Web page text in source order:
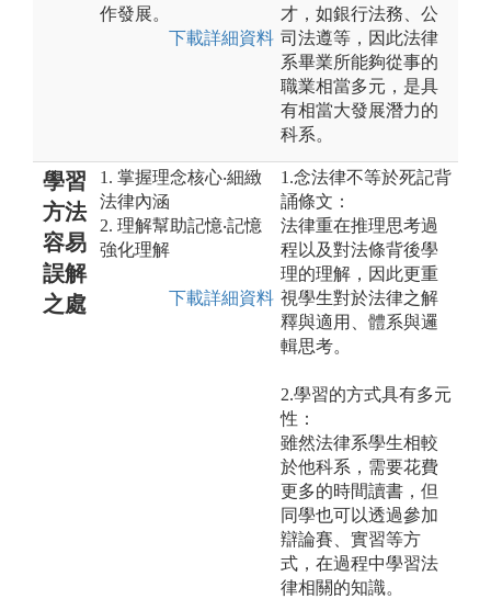
作發展。
下載詳細資料
才，如銀行法務、公
司法遵等，因此法律
系畢業所能夠從事的
職業相當多元，是具
有相當大發展潛力的
科系。
學習
方法
容易
誤解
之處
1. 掌握理念核心‧細緻
法律內涵
2. 理解幫助記憶‧記憶
強化理解
下載詳細資料
1.念法律不等於死記背
誦條文：
法律重在推理思考過
程以及對法條背後學
理的理解，因此更重
視學生對於法律之解
釋與適用、體系與邏
輯思考。
2.學習的方式具有多元
性：
雖然法律系學生相較
於他科系，需要花費
更多的時間讀書，但
同學也可以透過參加
辯論賽、實習等方
式，在過程中學習法
律相關的知識。